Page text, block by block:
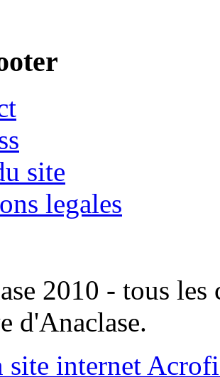
site
legales
2010 - tous les
d'Anaclase.
site internet